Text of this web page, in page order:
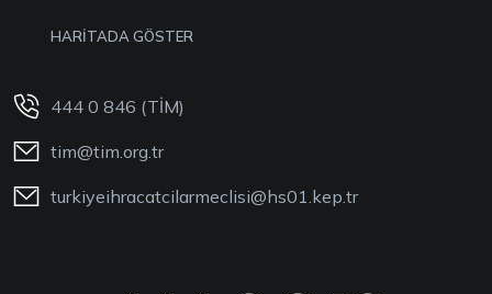
HARİTADA GÖSTER
444 0 846 (TİM)
tim@tim.org.tr
turkiyeihracatcilarmeclisi@hs01.kep.tr